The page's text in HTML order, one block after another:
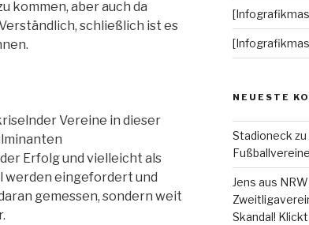
kommen, aber auch da
schließlich ist es
Vereine in dieser
Erfolg und vielleicht als
werden eingefordert und
gemessen, sondern weit
NEUESTE
Stadioneck zu
Jens aus NRW
Skandal!